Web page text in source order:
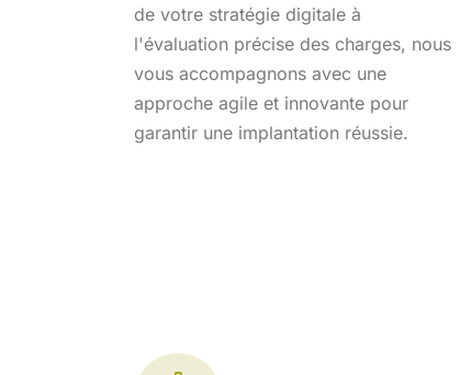
de votre stratégie digitale à
l'évaluation précise des charges, nous
vous accompagnons avec une
approche agile et innovante pour
garantir une implantation réussie.